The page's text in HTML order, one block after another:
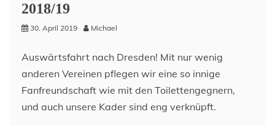
2018/19
30. April 2019 Michael
Auswärtsfahrt nach Dresden! Mit nur wenig
anderen Vereinen pflegen wir eine so innige
Fanfreundschaft wie mit den Toilettengegnern,
und auch unsere Kader sind eng verknüpft.